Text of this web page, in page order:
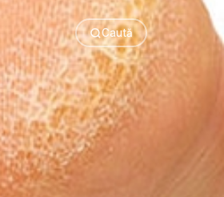
Caută